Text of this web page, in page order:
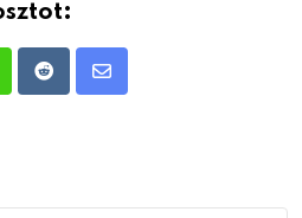
RedditShare